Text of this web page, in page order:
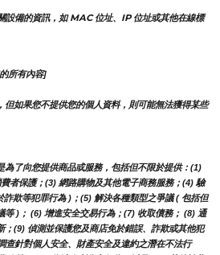
設備的資訊，如 MAC 位址、IP 位址或其他在線標
所有內容]
但如果您不提供您的個人資料，則可能無法獲得某些
為了向您提供商品或服務，包括但不限於提供：(1)
者保護；(3) 網路購物及其他電子商務服務；(4) 驗
欺等犯罪行為 )；(5) 解決各種類型之爭議 ( 包括但
等 )； (6) 增進安全交易行為；(7) 收取債務； (8) 通
；(9) 偵測並保護您及商店免於錯誤、詐欺或其他犯
查針對個人安全、財產安全及違約之潛在不法行